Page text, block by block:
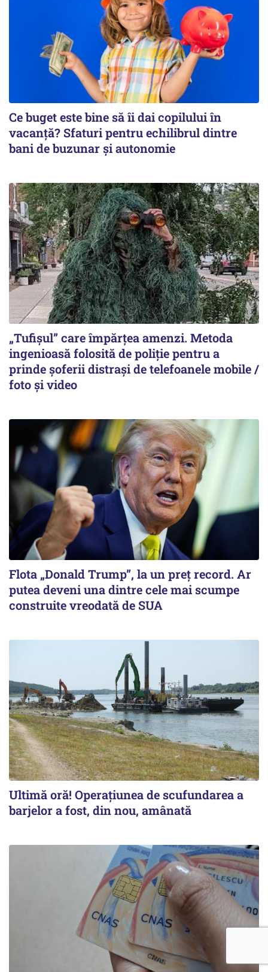
Ce buget este bine să îi dai copilului în
vacanță? Sfaturi pentru echilibrul dintre
bani de buzunar și autonomie
„Tufișul” care împărțea amenzi. Metoda
ingenioasă folosită de poliție pentru a
prinde șoferii distrași de telefoanele mobile /
foto și video
Flota „Donald Trump”, la un preț record. Ar
putea deveni una dintre cele mai scumpe
construite vreodată de SUA
Ultimă oră! Operațiunea de scufundarea a
barjelor a fost, din nou, amânată